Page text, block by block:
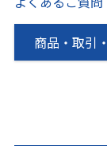
商品・取引